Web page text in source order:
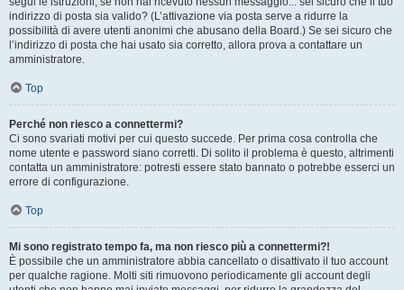
indirizzo di posta sia valido? (L’attivazione via posta serve a ridurre la
possibilità di avere utenti anonimi che abusano della Board.) Se sei sicuro che
l’indirizzo di posta che hai usato sia corretto, allora prova a contattare un
amministratore.
Top
Perché non riesco a connettermi?
Ci sono svariati motivi per cui questo succede. Per prima cosa controlla che
nome utente e password siano corretti. Di solito il problema è questo, altrimenti
contatta un amministratore: potresti essere stato bannato o potrebbe esserci un
errore di configurazione.
Top
Mi sono registrato tempo fa, ma non riesco più a connettermi?!
È possibile che un amministratore abbia cancellato o disattivato il tuo account
per qualche ragione. Molti siti rimuovono periodicamente gli account degli